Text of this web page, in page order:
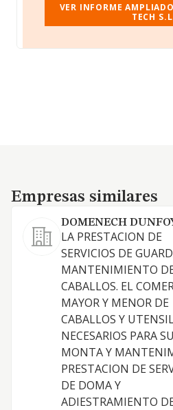
VER INFORME
TECH
Empresas similares
Empresas similares
DOMENECH
LA PRESTACION DE
SERVICIOS DE
MANTENIMIENTO
CABALLOS. EL
MAYOR Y MENOR DE
CABALLOS Y
NECESARIOS PARA SU
MONTA Y
PRESTACION DE
DE DOMA Y
ADIESTRAMIENTO